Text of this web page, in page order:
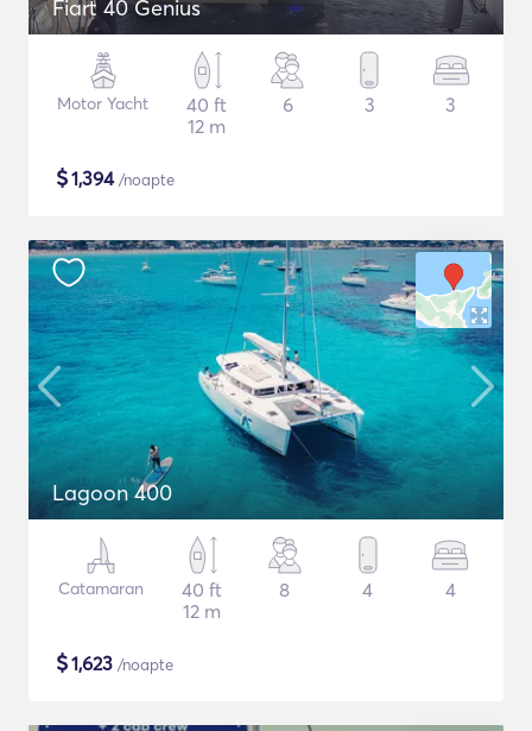
Fiart 40 Genius
Motor Yacht
40 ft
12 m
6 3 3
$1,394/noapte
Lagoon 400
Catamaran
40 ft
12 m
8 4 4
$1,623 /noapte